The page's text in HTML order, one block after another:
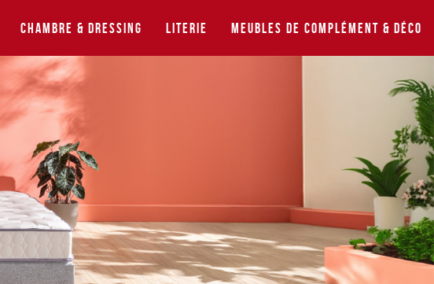
Chambre & Dressing Literie Meubles de complément & déco